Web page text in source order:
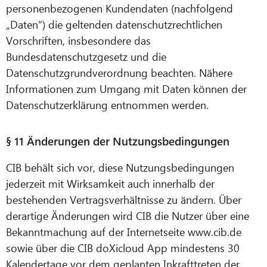
personenbezogenen Kundendaten (nachfolgend
„Daten“) die geltenden datenschutzrechtlichen
Vorschriften, insbesondere das
Bundesdatenschutzgesetz und die
Datenschutzgrundverordnung beachten. Nähere
Informationen zum Umgang mit Daten können der
Datenschutzerklärung entnommen werden.
§ 11 Änderungen der Nutzungsbedingungen
CIB behält sich vor, diese Nutzungsbedingungen
jederzeit mit Wirksamkeit auch innerhalb der
bestehenden Vertragsverhältnisse zu ändern. Über
derartige Änderungen wird CIB die Nutzer über eine
Bekanntmachung auf der Internetseite www.cib.de
sowie über die CIB doXicloud App mindestens 30
Kalendertage vor dem geplanten Inkrafttreten der